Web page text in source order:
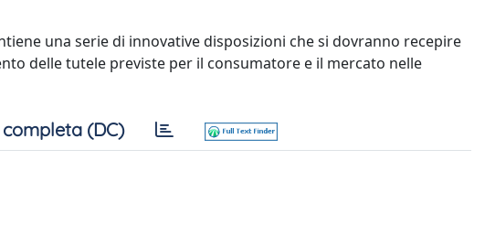
una serie di innovative disposizioni che si dovranno recepire
delle tutele previste per il consumatore e il mercato nelle
(DC)